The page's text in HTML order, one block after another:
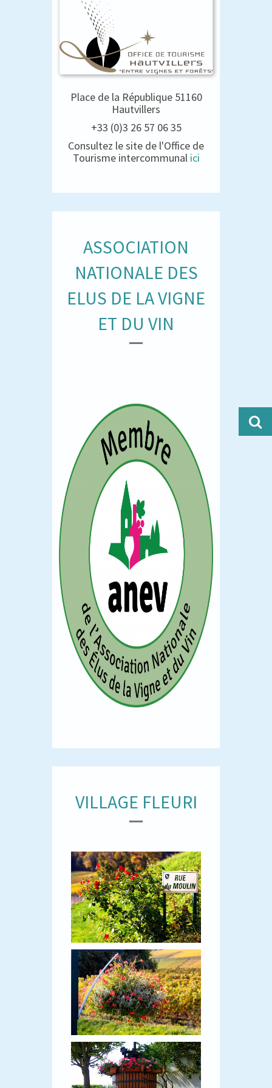
Place de la République 51160
Hautvillers
+33 (0)3 26 57 06 35
Consultez le site de l'Office de
Tourisme intercommunal ici
ASSOCIATION
NATIONALE DES
ELUS DE LA VIGNE
ET DU VIN
VILLAGE FLEURI